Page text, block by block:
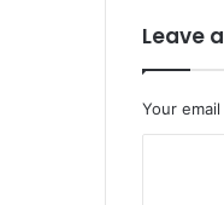
Leave
Your